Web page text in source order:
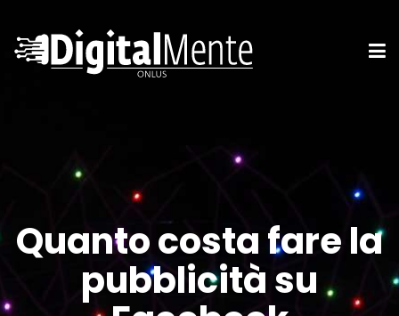
Quanto costa fare la
pubblicità su